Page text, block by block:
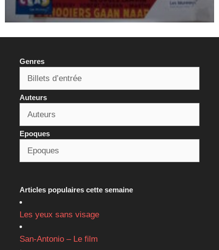
Genres
Auteurs
Epoques
Articles populaires cette semaine
Les yeux sans visage
San-Antonio – Le film